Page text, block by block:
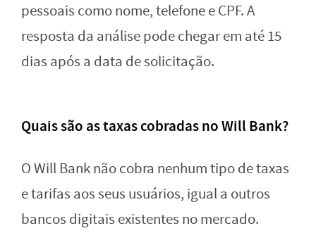
pessoais como nome, telefone e CPF. A
resposta da análise pode chegar em até 15
dias após a data de solicitação.
Quais são as taxas cobradas no Will Bank?
O Will Bank não cobra nenhum tipo de taxas
e tarifas aos seus usuários, igual a outros
bancos digitais existentes no mercado.